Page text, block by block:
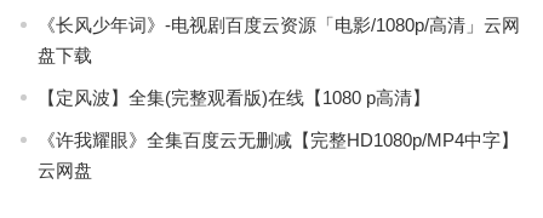
《长风少年词》-电视剧百度云资源「电影/1080p/高清」云网
盘下载
【定风波】全集(完整观看版)在线【1080 p高清】
《许我耀眼》全集百度云无删减【完整HD1080p/MP4中字】
云网盘